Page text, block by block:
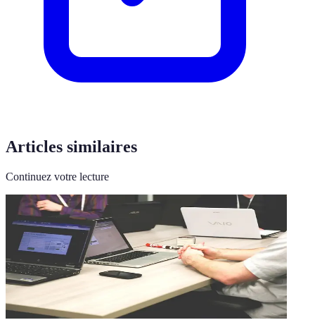
Articles similaires
Continuez votre lecture